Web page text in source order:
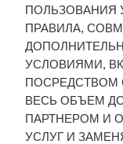
ПОЛЬЗОВАНИЯ
ПРАВИЛА,
УСЛОВИЯМИ,
ПОСРЕДСТВОМ
ВЕСЬ ОБЪЕМ
ПАРТНЕРОМ И
УСЛУГ И